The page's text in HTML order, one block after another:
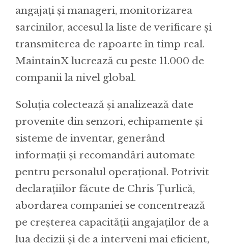
angajați și manageri, monitorizarea
sarcinilor, accesul la liste de verificare și
transmiterea de rapoarte în timp real.
MaintainX lucrează cu peste 11.000 de
companii la nivel global.
Soluția colectează și analizează date
provenite din senzori, echipamente și
sisteme de inventar, generând
informații și recomandări automate
pentru personalul operațional. Potrivit
declarațiilor făcute de Chris Țurlică,
abordarea companiei se concentrează
pe creșterea capacității angajaților de a
lua decizii și de a interveni mai eficient,